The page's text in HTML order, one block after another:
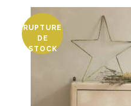
RUPTURE
DE
STOCK